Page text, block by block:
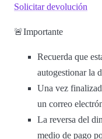
Solicitar devolución
🚨Importante
Recuerda que
autogestionar la
Una vez
un correo
La reversa del
medio de pago